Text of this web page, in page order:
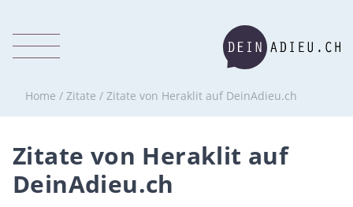
Home / Zitate / Zitate von Heraklit auf DeinAdieu.ch
Zitate von Heraklit auf
DeinAdieu.ch